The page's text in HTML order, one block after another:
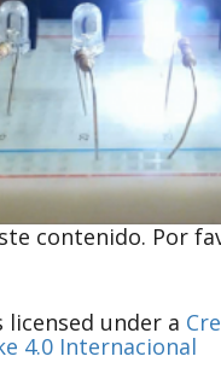
contenido. Por
licensed under a
4.0 Internacional